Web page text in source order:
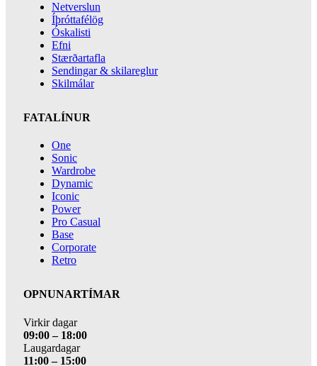
Netverslun
Íþróttafélög
Óskalisti
Efni
Stærðartafla
Sendingar & skilareglur
Skilmálar
FATALÍNUR
One
Sonic
Wardrobe
Dynamic
Iconic
Power
Pro Casual
Base
Corporate
Retro
OPNUNARTÍMAR
Virkir dagar
09:00 – 18:00
Laugardagar
11:00 – 15:00